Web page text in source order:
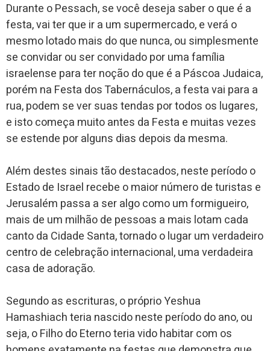
Durante o Pessach, se você deseja saber o que é a
festa, vai ter que ir a um supermercado, e verá o
mesmo lotado mais do que nunca, ou simplesmente
se convidar ou ser convidado por uma família
israelense para ter noção do que é a Páscoa Judaica,
porém na Festa dos Tabernáculos, a festa vai para a
rua, podem se ver suas tendas por todos os lugares,
e isto começa muito antes da Festa e muitas vezes
se estende por alguns dias depois da mesma.
Além destes sinais tão destacados, neste período o
Estado de Israel recebe o maior número de turistas e
Jerusalém passa a ser algo como um formigueiro,
mais de um milhão de pessoas a mais lotam cada
canto da Cidade Santa, tornado o lugar um verdadeiro
centro de celebração internacional, uma verdadeira
casa de adoração.
Segundo as escrituras, o próprio Yeshua
Hamashiach teria nascido neste período do ano, ou
seja, o Filho do Eterno teria vido habitar com os